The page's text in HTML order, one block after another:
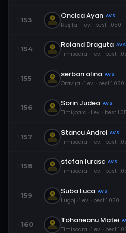
153 Oncica Ayan AVS
Reşița · 1 ev. · best 1.050
154 Roland Draguta AVS
Timisoara · 1 ev. · best
155 serban alina AVS
Oravița · 1 ev. · best 1.050
156 Sorin Judea AVS
Timișoara · 1 ev. · best
157 Stancu Andrei AVS
Timisoara · 1 ev. · best
158 stefan Iurasc AVS
Timisoara · 1 ev. · best
159 Suba Luca AVS
Lugoj · 1 ev. · best 1.050
160 Tohaneanu Matei
Timisoara · 1 ev. · best